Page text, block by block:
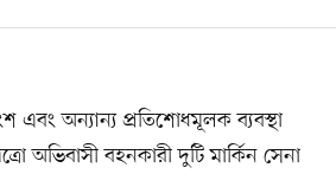
এবং অন্যান্য প্রতিশোধমূলক ব্যবস্থা
অভিবাসী বহনকারী দুটি মার্কিন সেনা